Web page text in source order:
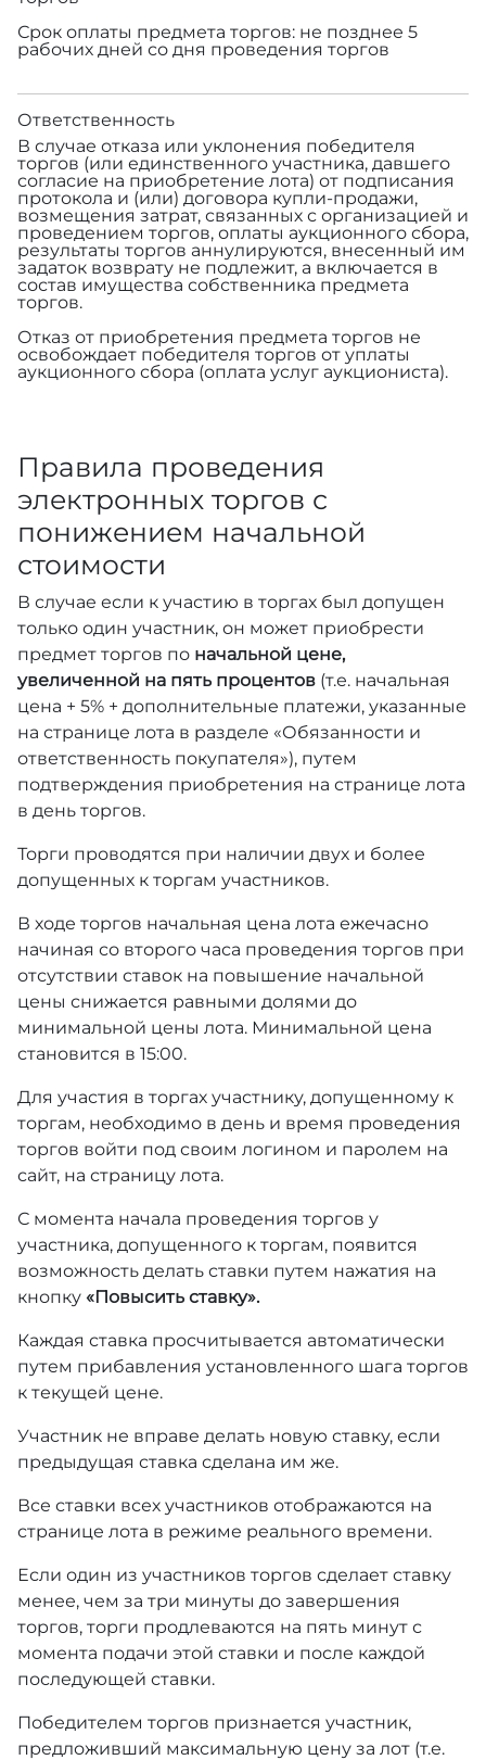
Срок оплаты предмета торгов: не позднее 5
рабочих дней со дня проведения торгов
Ответственность
В случае отказа или уклонения победителя
торгов (или единственного участника, давшего
согласие на приобретение лота) от подписания
протокола и (или) договора купли-продажи,
возмещения затрат, связанных с организацией и
проведением торгов, оплаты аукционного сбора,
результаты торгов аннулируются, внесенный им
задаток возврату не подлежит, а включается в
состав имущества собственника предмета
торгов.
Отказ от приобретения предмета торгов не
освобождает победителя торгов от уплаты
аукционного сбора (оплата услуг аукциониста).
Правила проведения
электронных торгов с
понижением начальной
стоимости
В случае если к участию в торгах был допущен
только один участник, он может приобрести
предмет торгов по начальной цене,
увеличенной на пять процентов (т.е. начальная
цена + 5% + дополнительные платежи, указанные
на странице лота в разделе «Обязанности и
ответственность покупателя»), путем
подтверждения приобретения на странице лота
в день торгов.
Торги проводятся при наличии двух и более
допущенных к торгам участников.
В ходе торгов начальная цена лота ежечасно
начиная со второго часа проведения торгов при
отсутствии ставок на повышение начальной
цены снижается равными долями до
минимальной цены лота. Минимальной цена
становится в 15:00.
Для участия в торгах участнику, допущенному к
торгам, необходимо в день и время проведения
торгов войти под своим логином и паролем на
сайт, на страницу лота.
С момента начала проведения торгов у
участника, допущенного к торгам, появится
возможность делать ставки путем нажатия на
кнопку «Повысить ставку».
Каждая ставка просчитывается автоматически
путем прибавления установленного шага торгов
к текущей цене.
Участник не вправе делать новую ставку, если
предыдущая ставка сделана им же.
Все ставки всех участников отображаются на
странице лота в режиме реального времени.
Если один из участников торгов сделает ставку
менее, чем за три минуты до завершения
торгов, торги продлеваются на пять минут с
момента подачи этой ставки и после каждой
последующей ставки.
Победителем торгов признается участник,
предложивший максимальную цену за лот (т.е.